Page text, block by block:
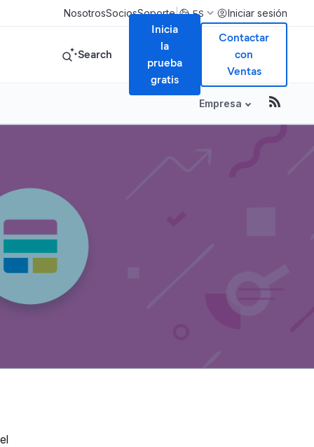
NosotrosSociosSoporte| ES Iniciar sesión
Search
Inicia
la
prueba
gratis
Contactar
con
Ventas
Empresa